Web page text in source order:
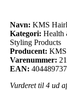
Navn: KMS
Kategori: Health
Styling Products
Producent: KMS
Varenummer:
EAN:
Vurderet til 4 ud